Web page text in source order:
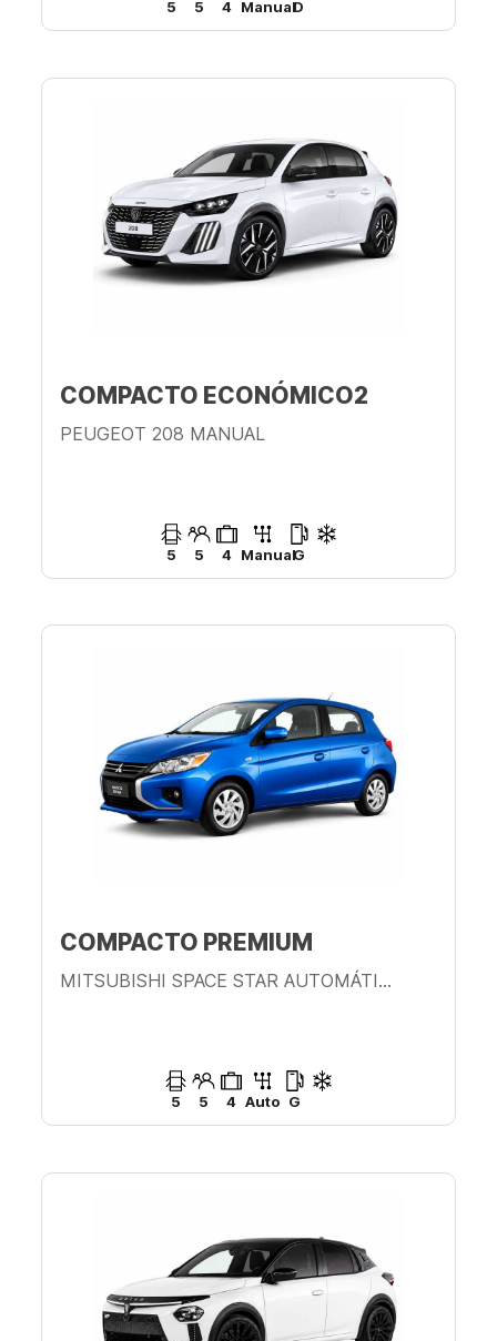
5 5 4 ManualD
COMPACTO ECONÓMICO2
PEUGEOT 208 MANUAL
5 5 4 ManualG
COMPACTO PREMIUM
MITSUBISHI SPACE STAR AUTOMÁTICO
5 5 4 Auto G